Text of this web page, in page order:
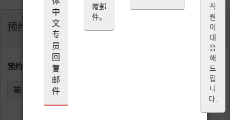
中
文
专
员
回
复
邮
件
覆郵
件。
직
원
이
대
응
해
드
립
니
다.
预约
预约日期 (日本时间)